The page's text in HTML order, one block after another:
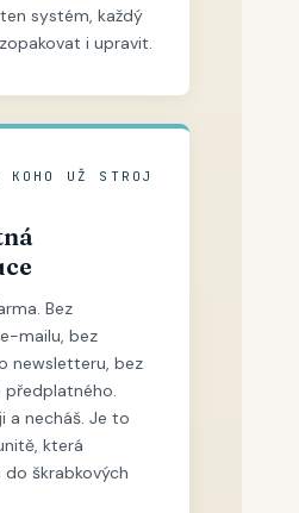
systém, každý
i upravit.
UŽ STROJ
Bez
mailu, bez
newsletteru, bez
předplatného.
a necháš. Je to
která
do škrabkových